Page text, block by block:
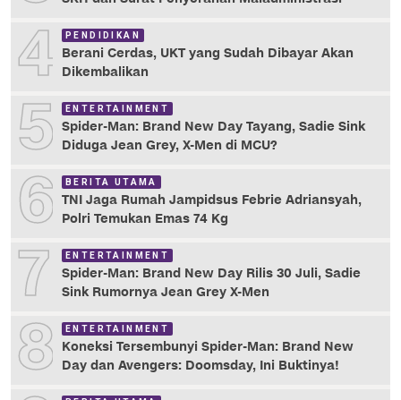
4 PENDIDIKAN
Berani Cerdas, UKT yang Sudah Dibayar Akan
Dikembalikan
5 ENTERTAINMENT
Spider-Man: Brand New Day Tayang, Sadie Sink
Diduga Jean Grey, X-Men di MCU?
6 BERITA UTAMA
TNI Jaga Rumah Jampidsus Febrie Adriansyah,
Polri Temukan Emas 74 Kg
7 ENTERTAINMENT
Spider-Man: Brand New Day Rilis 30 Juli, Sadie
Sink Rumornya Jean Grey X-Men
8 ENTERTAINMENT
Koneksi Tersembunyi Spider-Man: Brand New
Day dan Avengers: Doomsday, Ini Buktinya!